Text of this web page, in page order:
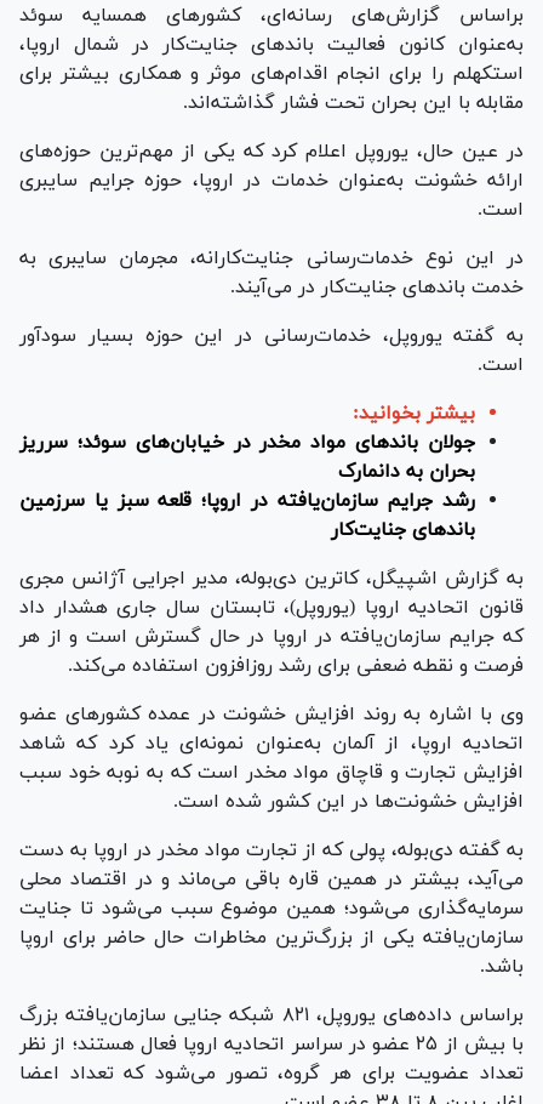
براساس گزارش‌های رسانه‌ای، کشورهای همسایه‌ سوئد
به‌عنوان کانون فعالیت باند‌های جنایت‌کار در شمال اروپا،
استکهلم را برای انجام اقدام‌های موثر و همکاری بیشتر برای
مقابله با این بحران تحت فشار گذاشته‌اند.
در عین حال، یوروپل اعلام کرد که یکی از مهم‌ترین حوزه‌های
ارائه خشونت به‌عنوان خدمات در اروپا، حوزه جرایم سایبری
است.
در این نوع خدمات‌رسانی جنایت‌کارانه، مجرمان سایبری به
خدمت باند‌های جنایت‌کار در می‌آیند.
به گفته یوروپل، خدمات‌رسانی در این حوزه بسیار سودآور
است.
بیشتر بخوانید:
جولان باند‌های مواد مخدر در خیابان‌های سوئد؛ سرریز
بحران به دانمارک
رشد جرایم سازمان‌یافته در اروپا؛ قلعه سبز یا سرزمین
باند‌های جنایت‌کار
به گزارش اشپیگل، کاترین دی‌بوله، مدیر اجرایی آژانس مجری
قانون اتحادیه اروپا (یوروپل)، تابستان سال جاری هشدار داد
که جرایم سازمان‌یافته در اروپا در حال گسترش است و از هر
فرصت و نقطه ضعفی برای رشد روزافزون استفاده می‌کند.
وی با اشاره به روند افزایش خشونت در عمده کشور‌های عضو
اتحادیه اروپا، از آلمان به‌عنوان نمونه‌ای یاد کرد که شاهد
افزایش تجارت و قاچاق مواد مخدر است که به نوبه خود سبب
افزایش خشونت‌ها در این کشور شده است.
به گفته دی‌بوله، پولی که از تجارت مواد مخدر در اروپا به دست
می‌آید، بیشتر در همین قاره باقی می‌ماند و در اقتصاد محلی
سرمایه‌گذاری می‌شود؛ همین موضوع سبب می‌شود تا جنایت
سازمان‌یافته یکی از بزرگ‌ترین مخاطرات حال حاضر برای اروپا
باشد.
براساس داده‌های یوروپل، ۸۲۱ شبکه جنایی سازمان‌یافته بزرگ
با بیش از ۲۵ عضو در سراسر اتحادیه اروپا فعال هستند؛ از نظر
تعداد عضویت برای هر گروه، تصور می‌شود که تعداد اعضا